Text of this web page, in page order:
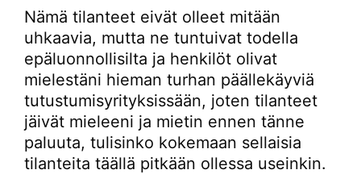
Nämä tilanteet eivät olleet mitään
uhkaavia, mutta ne tuntuivat todella
epäluonnollisilta ja henkilöt olivat
mielestäni hieman turhan päällekäyviä
tutustumisyrityksissään, joten tilanteet
jäivät mieleeni ja mietin ennen tänne
paluuta, tulisinko kokemaan sellaisia
tilanteita täällä pitkään ollessa useinkin.